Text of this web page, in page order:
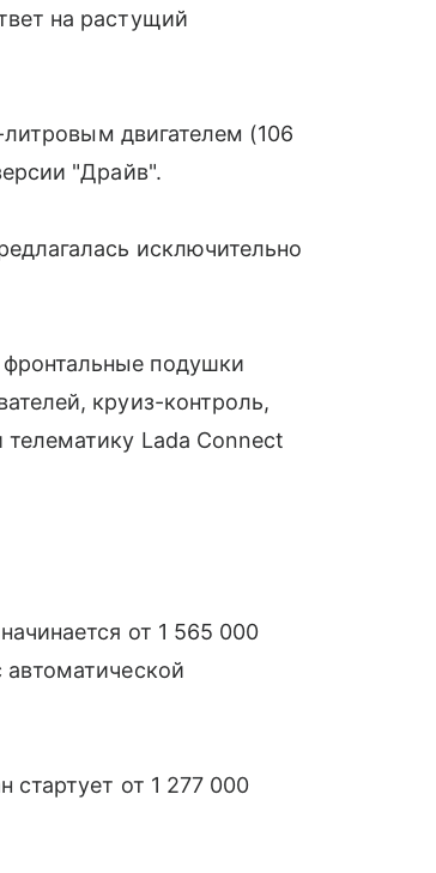
на растущий
литровым двигателем (106
"Драйв".
исключительно
подушки
круиз-контроль,
Lada Connect
от 1 565 000
стартует от 1 277 000